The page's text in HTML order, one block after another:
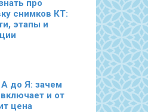
про
снимков КТ:
этапы и
А до Я: зачем
и от
цена